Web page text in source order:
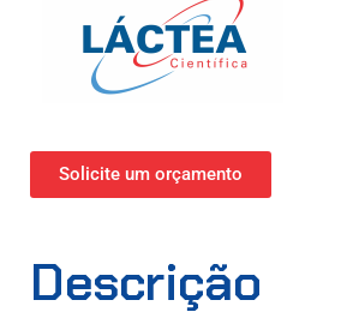
Solicite um orçamento
Descrição